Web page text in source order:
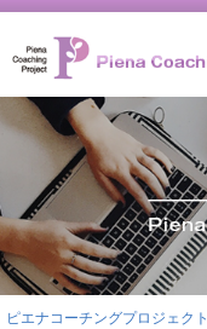
ピエナコーチングプロジェクト